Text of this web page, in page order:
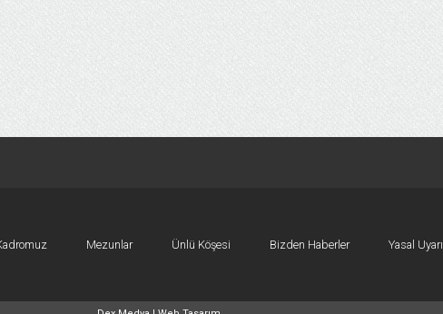
Mezunlar Ünlü Köşesi Bizden Haberler Yasal Uyarı